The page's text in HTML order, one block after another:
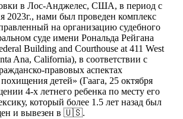
в Лос-Анджелес, США, в период с
2023г., нами был проведен комплекс
на организацию судебного
суде имени Рональда Рейгана
Building and Courthouse at 411 West
Ana, California), в соответствии с
правовых аспектах
детей» (Гаага, 25 октября
4-х летнего ребенка по месту его
который более 1.5 лет назад был
и вывезен в 🇺🇸.